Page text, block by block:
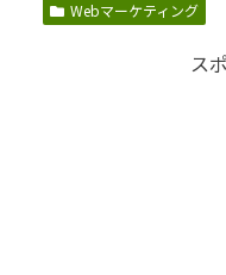
Webマーケティング
ス